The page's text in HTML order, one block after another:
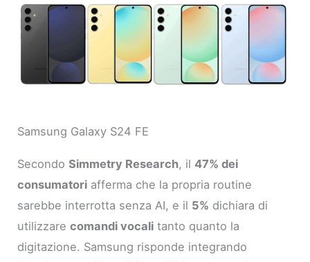
Samsung Galaxy S24 FE
SecondoSimmetry Research, il47% dei
consumatori afferma che la propria routine
sarebbe interrotta senza AI, e il 5% dichiara di
utilizzarecomandi vocali tanto quanto la
digitazione. Samsung risponde integrando